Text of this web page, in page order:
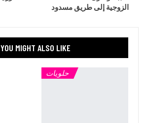
الزوجية إلى طريق مسدود
YOU MIGHT ALSO LIKE
حلويات